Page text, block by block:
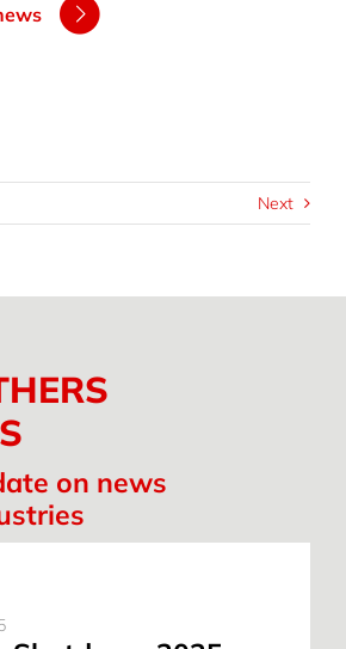
Next
on news